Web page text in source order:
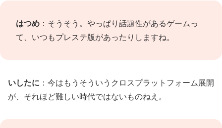
はつめ ：そうそう。やっぱり話題性があるゲームっ
て、いつもプレステ版があったりしますね。
いしたに ：今はもうそういうクロスプラットフォーム展開
が、それほど難しい時代ではないものねえ。